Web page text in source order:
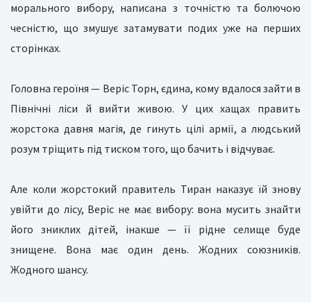
морального вибору, написана з точністю та болючою
чесністю, що змушує затамувати подих уже на перших
сторінках.
Головна героїня — Веріс Торн, єдина, кому вдалося зайти в
Північні ліси й вийти живою. У цих хащах править
жорстока давня магія, де гинуть цілі армії, а людський
розум тріщить під тиском того, що бачить і відчуває.
Але коли жорстокий правитель Тиран наказує їй знову
увійти до лісу, Веріс не має вибору: вона мусить знайти
його зниклих дітей, інакше — її рідне селище буде
знищене. Вона має один день. Жодних союзників.
Жодного шансу.